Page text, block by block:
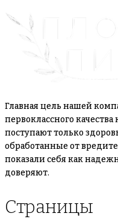
Главная цель нашей
первоклассного
поступают только
обработанные от
показали себя как
доверяют.
Страницы